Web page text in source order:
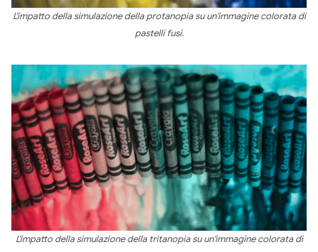
L'impatto della simulazione della protanopia su un'immagine colorata di
pastelli fusi.
L'impatto della simulazione della tritanopia su un'immagine colorata di